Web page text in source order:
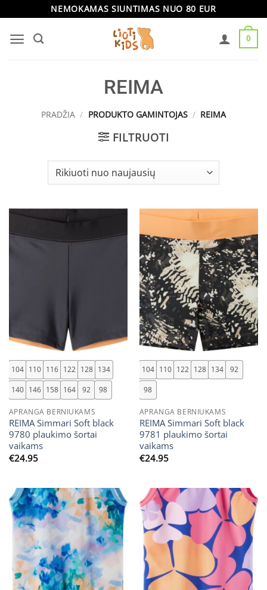
content
NEMOKAMAS SIUNTIMAS NUO 80 EUR
0
REIMA
PRADŽIA / PRODUKTO GAMINTOJAS / REIMA
FILTRUOTI
104 110 116 122 128 134
140 146 158 164 92 98
APRANGA BERNIUKAMS
REIMA Simmari Soft black
9780 plaukimo šortai
vaikams
€24.95
104 110 122 128 134
92
98
APRANGA BERNIUKAMS
REIMA Simmari Soft black
9781 plaukimo šortai
vaikams
€24.95